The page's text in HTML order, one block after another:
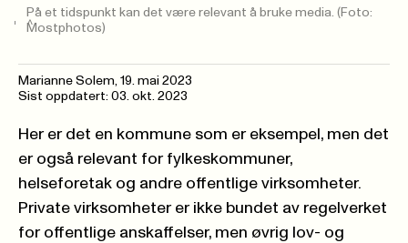
På et tidspunkt kan det være relevant å bruke media.(Foto:
Mostphotos)
Marianne Solem, 19. mai 2023
Sist oppdatert: 03. okt. 2023
Her er det en kommune som er eksempel, men det
er også relevant for fylkeskommuner,
helseforetak og andre offentlige virksomheter.
Private virksomheter er ikke bundet av regelverket
for offentlige anskaffelser, men øvrig lov- og